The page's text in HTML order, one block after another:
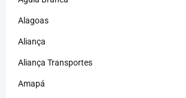
Alagoas
Aliança
Aliança Transportes
Amapá